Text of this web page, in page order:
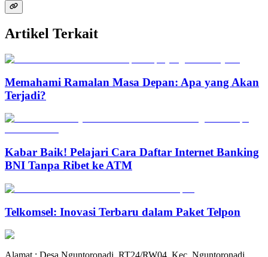
Artikel Terkait
Memahami Ramalan Masa Depan: Apa yang Akan
Terjadi?
Kabar Baik! Pelajari Cara Daftar Internet Banking
BNI Tanpa Ribet ke ATM
Telkomsel: Inovasi Terbaru dalam Paket Telpon